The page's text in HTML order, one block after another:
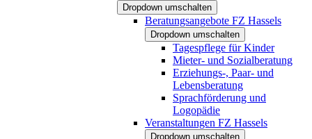
Dropdown umschalten
Beratungsangebote FZ Hassels
Dropdown umschalten
Tagespflege für Kinder
Mieter- und Sozialberatung
Erziehungs-, Paar- und
Lebensberatung
Sprachförderung und
Logopädie
Veranstaltungen FZ Hassels
Dropdown umschalten